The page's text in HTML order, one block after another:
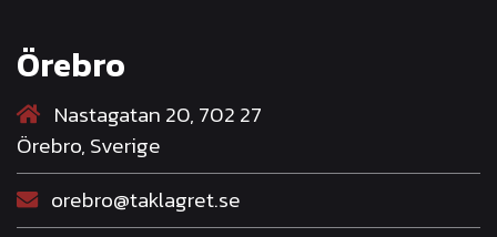
Örebro
Nastagatan 20, 702 27
Örebro, Sverige
orebro@taklagret.se